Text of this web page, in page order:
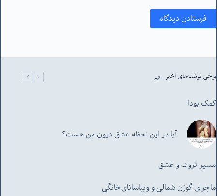
فرستادن دیدگاه
برخی نوشته‌های اخیر
کمک بودا
آیا در این لحظه عشق درون من هست؟
مسیر ثروت و عشق
ماجرای گوزن شمالی و‌ ویپاسانای‌خانگی